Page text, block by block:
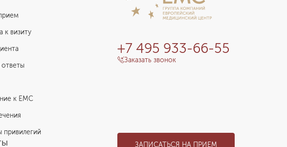
к визиту
к EMC
привилегий
+7 495 933-66-55
Заказать звонок
ЗАПИСАТЬСЯ НА ПРИЕМ